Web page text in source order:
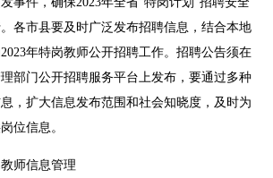
各市县要及时广泛发布招聘信息，结合本地
年特岗教师公开招聘工作。招聘公告须在
部门公开招聘服务平台上发布，要通过多种
，扩大信息发布范围和社会知晓度，及时为
位信息。
师信息管理